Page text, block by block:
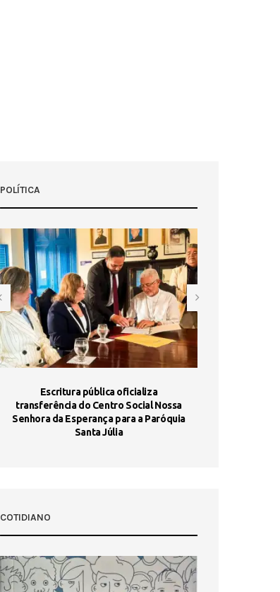
POLÍTICA
Escritura pública oficializa
transferência do Centro Social Nossa
Senhora da Esperança para a Paróquia
Santa Júlia
COTIDIANO